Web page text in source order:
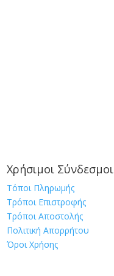
Χρήσιμοι Σύνδεσμοι
Τόποι Πληρωμής
Τρόποι Επιστροφής
Τρόποι Αποστολής
Πολιτική Απορρήτου
Όροι Χρήσης